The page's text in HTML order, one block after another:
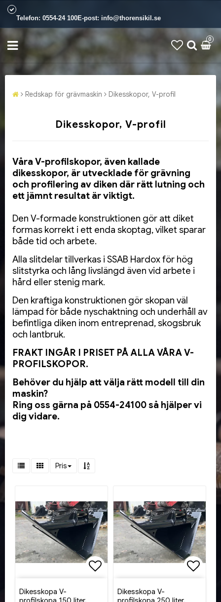
Telefon: 0554-24 100E-post: info@thorensikil.se
0
Redskap för grävmaskin Dikesskopor, V-profil
Dikesskopor, V-profil
Våra V-profilskopor, även kallade
dikesskopor, är utvecklade för grävning
och profilering av diken där rätt lutning och
ett jämnt resultat är viktigt.
Den V-formade konstruktionen gör att diket
formas korrekt i ett enda skoptag, vilket sparar
både tid och arbete.
Alla slitdelar tillverkas i SSAB Hardox för hög
slitstyrka och lång livslängd även vid arbete i
hård eller stenig mark.
Den kraftiga konstruktionen gör skopan väl
lämpad för både nyschaktning och underhåll av
befintliga diken inom entreprenad, skogsbruk
och lantbruk.
FRAKT INGÅR I PRISET PÅ ALLA VÅRA V-
PROFILSKOPOR.
Behöver du hjälp att välja rätt modell till din
maskin?
Ring oss gärna på 0554-24100 så hjälper vi
dig vidare.
Pris
Dikesskopa V-
Dikesskopa V-